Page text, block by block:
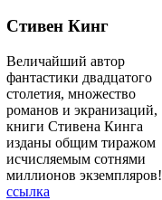
Стивен Кинг
Величайший автор
фантастики двадцатого
столетия, множество
романов и экранизаций,
книги Стивена Кинга
изданы общим тиражом
исчисляемым сотнями
миллионов экземпляров!
ссылка